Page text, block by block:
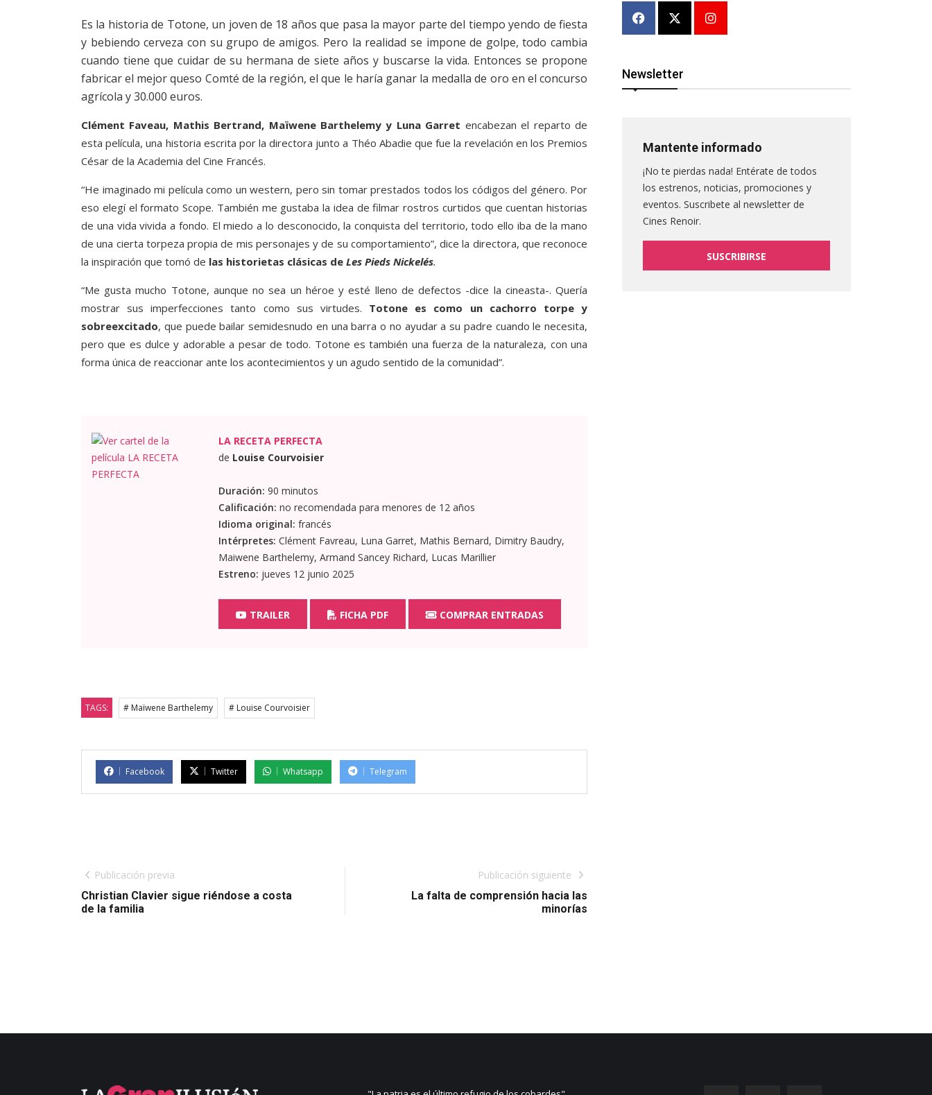
Es la historia de Totone, un joven de 18 años que pasa la mayor parte del tiempo yendo de fiesta
y bebiendo cerveza con su grupo de amigos. Pero la realidad se impone de golpe, todo cambia
cuando tiene que cuidar de su hermana de siete años y buscarse la vida. Entonces se propone
fabricar el mejor queso Comté de la región, el que le haría ganar la medalla de oro en el concurso
agrícola y 30.000 euros.
Clément Faveau, Mathis Bertrand, Maïwene Barthelemy y Luna Garret encabezan el reparto de
esta película, una historia escrita por la directora junto a Théo Abadie que fue la revelación en los Premios
César de la Academia del Cine Francés.
“He imaginado mi película como un western, pero sin tomar prestados todos los códigos del género. Por
eso elegí el formato Scope. También me gustaba la idea de filmar rostros curtidos que cuentan historias
de una vida vivida a fondo. El miedo a lo desconocido, la conquista del territorio, todo ello iba de la mano
de una cierta torpeza propia de mis personajes y de su comportamiento”, dice la directora, que reconoce
la inspiración que tomó de las historietas clásicas de Les Pieds Nickelés.
“Me gusta mucho Totone, aunque no sea un héroe y esté lleno de defectos -dice la cineasta-. Quería
mostrar sus imperfecciones tanto como sus virtudes. Totone es como un cachorro torpe y
sobreexcitado, que puede bailar semidesnudo en una barra o no ayudar a su padre cuando le necesita,
pero que es dulce y adorable a pesar de todo. Totone es también una fuerza de la naturaleza, con una
forma única de reaccionar ante los acontecimientos y un agudo sentido de la comunidad”.
LA RECETA PERFECTA
de Louise Courvoisier
Duración: 90 minutos
Calificación: no recomendada para menores de 12 años
Idioma original: francés
Intérpretes: Clément Favreau, Luna Garret, Mathis Bernard, Dimitry Baudry,
Maiwene Barthelemy, Armand Sancey Richard, Lucas Marillier
Estreno: jueves 12 junio 2025
TRAILER FICHA PDF COMPRAR ENTRADAS
TAGS: # Maïwene Barthelemy # Louise Courvoisier
Facebook Twitter Whatsapp Telegram
Publicación previa
Christian Clavier sigue riéndose a costa
de la familia
Publicación siguiente
La falta de comprensión hacia las
minorías
Newsletter
Mantente informado
¡No te pierdas nada! Entérate de todos
los estrenos, noticias, promociones y
eventos. Suscribete al newsletter de
Cines Renoir.
SUSCRIBIRSE